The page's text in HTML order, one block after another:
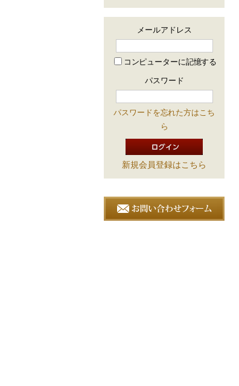
メールアドレス
コンピューターに記憶する
パスワード
パスワードを忘れた方はこち
ら
新規会員登録はこちら